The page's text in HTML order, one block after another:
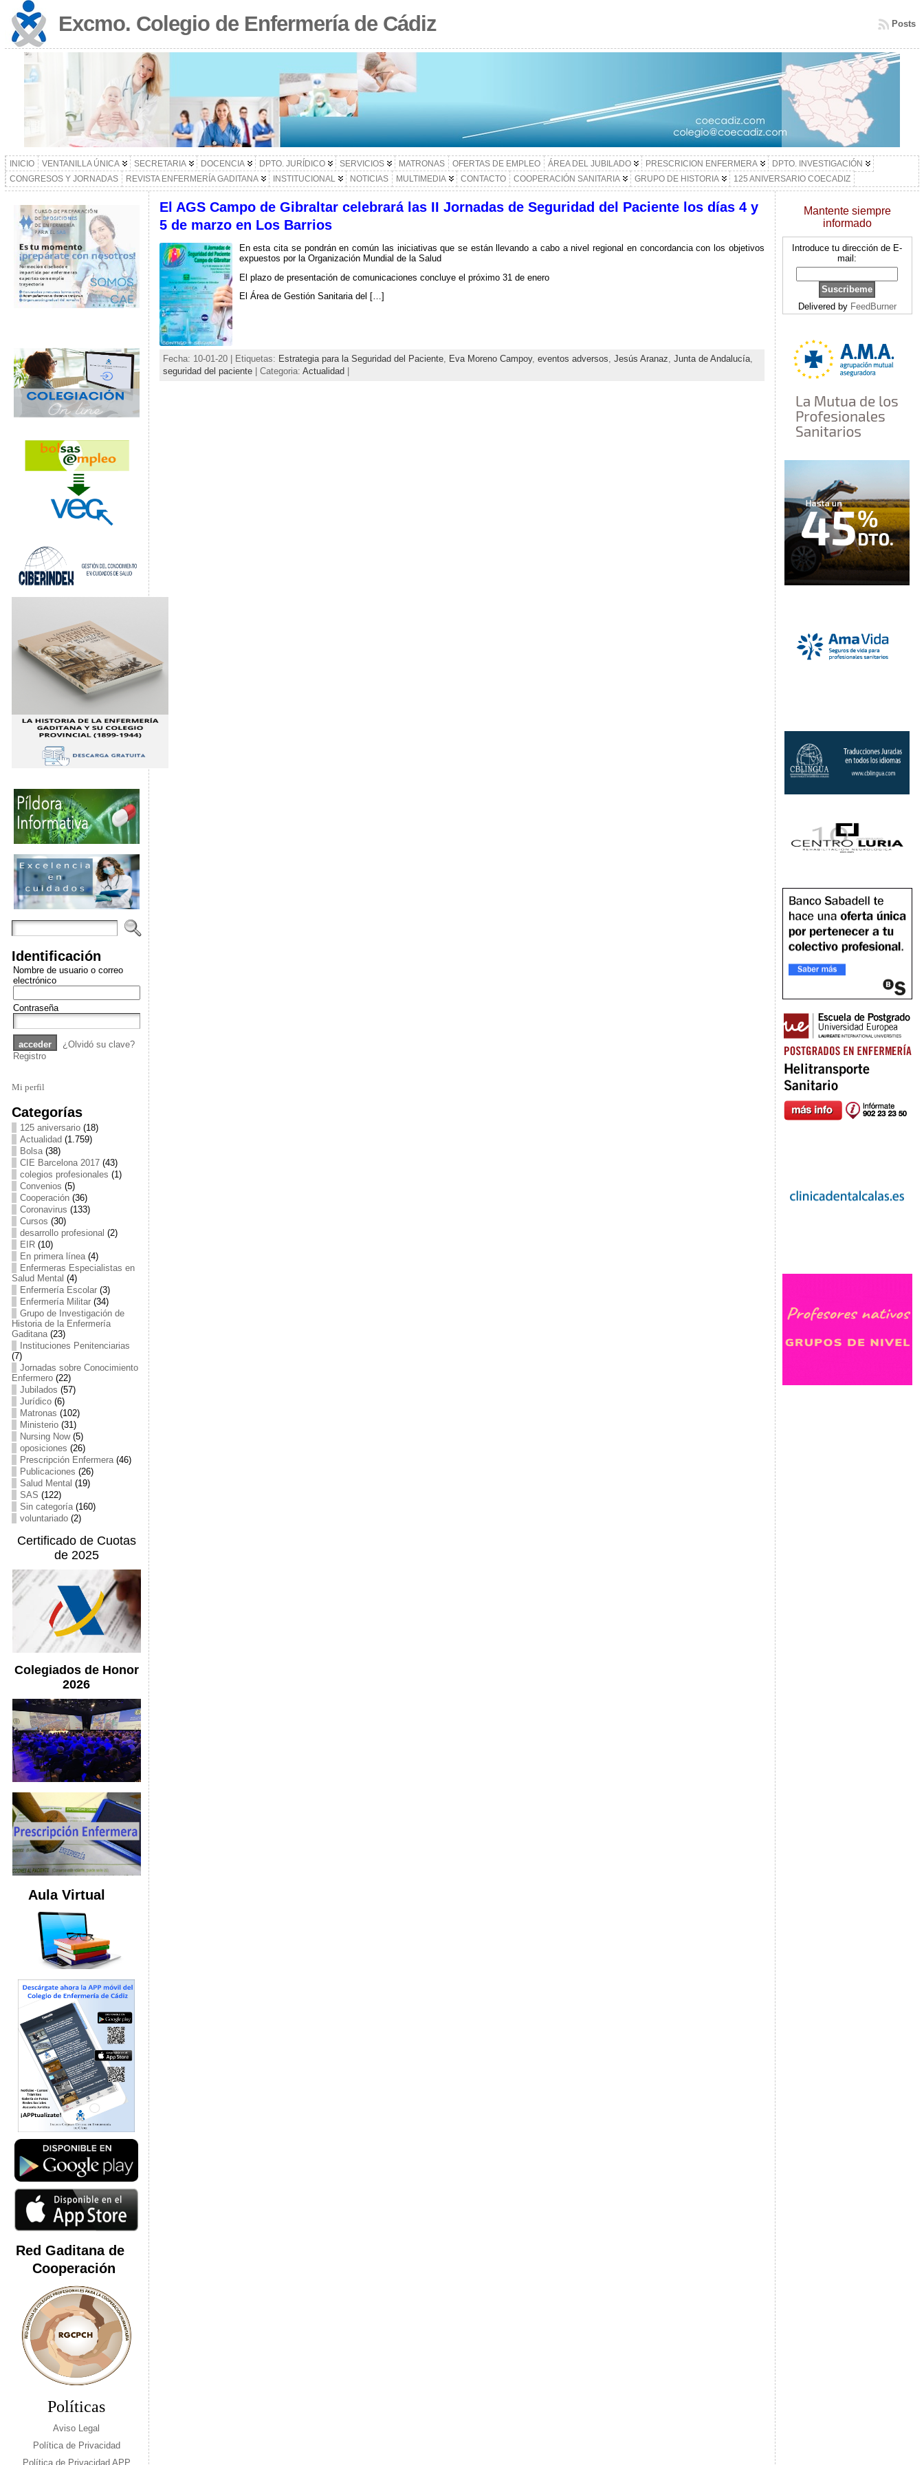
Excmo. Colegio de Enfermería de Cádiz Posts
INICIO VENTANILLA ÚNICA SECRETARIA DOCENCIA DPTO. JURÍDICO SERVICIOS MATRONAS OFERTAS DE EMPLEO ÁREA DEL JUBILADO PRESCRICION ENFERMERA
DPTO. INVESTIGACIÓN
CONGRESOS Y JORNADAS
REVISTA ENFERMERÍA GADITANA INSTITUCIONAL NOTICIAS MULTIMEDIA CONTACTO COOPERACIÓN SANITARIA GRUPO DE HISTORIA 125 ANIVERSARIO COECADIZ
Identificación
Nombre de usuario o correo
electrónico
Contraseña
¿Olvidó su clave?
Registro
Mi perfil
Categorías
125 aniversario(18)
Actualidad (1.759)
Bolsa(38)
CIE Barcelona 2017(43)
colegios profesionales (1)
Convenios (5)
Cooperación(36)
Coronavirus (133)
Cursos (30)
desarrollo profesional (2)
EIR(10)
En primera línea(4)
Enfermeras Especialistas en
Salud Mental (4)
Enfermería Escolar(3)
Enfermería Militar(34)
Grupo de Investigación de
Historia de la Enfermería
Gaditana(23)
Instituciones Penitenciarias
(7)
Jornadas sobre Conocimiento
Enfermero(22)
Jubilados (57)
Jurídico(6)
Matronas (102)
Ministerio(31)
Nursing Now(5)
oposiciones (26)
Prescripción Enfermera(46)
Publicaciones (26)
Salud Mental (19)
SAS (122)
Sin categoría(160)
voluntariado(2)
Certificado de Cuotas
de 2025
Colegiados de Honor
2026
Aula Virtual
Red Gaditana de
Cooperación
Políticas
Aviso Legal
Política de Privacidad
Política de Privacidad APP
El AGS Campo de Gibraltar celebrará las II Jornadas de Seguridad del Paciente los días 4 y
5 de marzo en Los Barrios
En esta cita se pondrán en común las iniciativas que se están llevando a cabo a nivel regional en concordancia con los objetivos
expuestos por la Organización Mundial de la Salud
El plazo de presentación de comunicaciones concluye el próximo 31 de enero
El Área de Gestión Sanitaria del […]
Fecha: 10-01-20 | Etiquetas: Estrategia para la Seguridad del Paciente, Eva Moreno Campoy, eventos adversos Jesús Aranaz Junta de Andalucía,
seguridad del paciente| Categoria: Actualidad
Mantente siempre
informado
Introduce tu dirección de E-
mail:
Delivered by FeedBurner